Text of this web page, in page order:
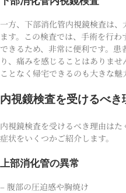
一方、下部消化管内視鏡検査は
ます。この検査では、手術を行
できるため、非常に便利です。
り、痛みを感じることはありま
ことなく帰宅できるのも大きな魅
内視鏡検査を受けるべき
内視鏡検査を受けるべき理由は
症状をいくつかご紹介します。
上部消化管の異常
– 腹部の圧迫感や胸焼け